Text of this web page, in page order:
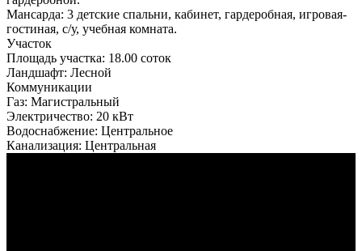
Мансарда: 3 детские спальни, кабинет, гардеробная, игровая-
гостиная, с/у, учебная комната.
Участок
Площадь участка: 18.00 соток
Ландшафт: Лесной
Коммуникации
Газ: Магистральный
Электричество: 20 кВт
Водоснабжение: Центральное
Канализация: Центральная